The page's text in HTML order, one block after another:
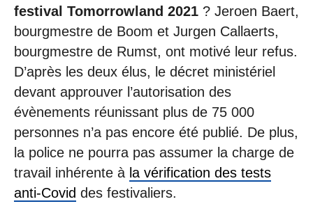
festival Tomorrowland 2021 ? Jeroen Baert,
bourgmestre de Boom et Jurgen Callaerts,
bourgmestre de Rumst, ont motivé leur refus.
D’après les deux élus, le décret ministériel
devant approuver l’autorisation des
évènements réunissant plus de 75 000
personnes n’a pas encore été publié. De plus,
la police ne pourra pas assumer la charge de
travail inhérente à la vérification des tests
anti-Covid des festivaliers.